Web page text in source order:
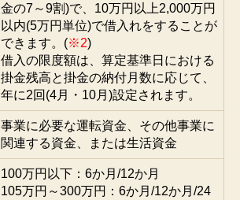
金の7～9割)で、10万円以上2,000万円
以内(5万円単位)で借入れをすることが
できます。(※2)
借入の限度額は、算定基準日における
掛金残高と掛金の納付月数に応じて、
年に2回(4月・10月)設定されます。
事業に必要な運転資金、その他事業に
関連する資金、または生活資金
100万円以下：6か月/12か月
105万円～300万円：6か月/12か月/24